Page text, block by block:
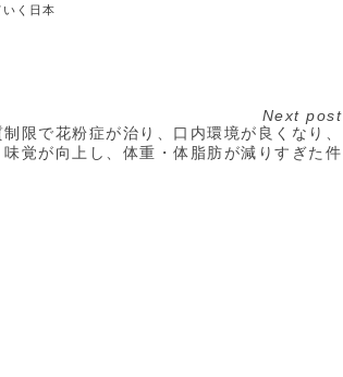
く日本
Next post
制限で花粉症が治り、口内環境が良くなり、
味覚が向上し、体重・体脂肪が減りすぎた件